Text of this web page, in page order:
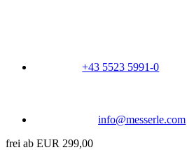
+43 5523 5991-0
info@messerle.com
frei ab EUR 299,00